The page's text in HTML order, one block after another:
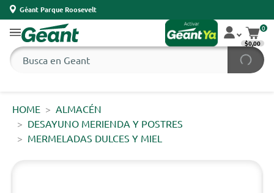
Géant Parque Roosevelt
0
$0,00
HOME
ALMACÉN
DESAYUNO MERIENDA Y POSTRES
MERMELADAS DULCES Y MIEL